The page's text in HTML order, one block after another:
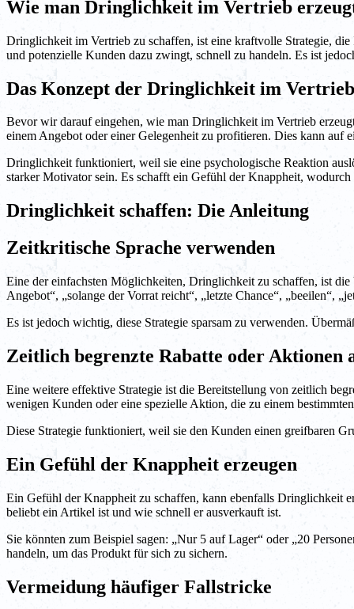
Wie man Dringlichkeit im Vertrieb
Dringlichkeit im Vertrieb zu schaffen, ist eine kraftvolle Strategie,
und potenzielle Kunden dazu zwingt, schnell zu handeln. Es ist
Das Konzept der Dringlichkeit im
Bevor wir darauf eingehen, wie man Dringlichkeit im Vertrieb
einem Angebot oder einer Gelegenheit zu profitieren. Dies kann auf
Dringlichkeit funktioniert, weil sie eine psychologische Reaktion
starker Motivator sein. Es schafft ein Gefühl der Knappheit,
Dringlichkeit schaffen: Die Anleitung
Zeitkritische Sprache verwenden
Eine der einfachsten Möglichkeiten, Dringlichkeit zu schaffen, ist
Angebot“, „solange der Vorrat reicht“, „letzte Chance“, „beeilen“,
Es ist jedoch wichtig, diese Strategie sparsam zu verwenden.
Zeitlich begrenzte Rabatte oder Aktionen
Eine weitere effektive Strategie ist die Bereitstellung von zeitlich
wenigen Kunden oder eine spezielle Aktion, die zu einem
Diese Strategie funktioniert, weil sie den Kunden einen greifbaren
Ein Gefühl der Knappheit erzeugen
Ein Gefühl der Knappheit zu schaffen, kann ebenfalls Dringlichkeit
beliebt ein Artikel ist und wie schnell er ausverkauft ist.
Sie könnten zum Beispiel sagen: „Nur 5 auf Lager“ oder „20
handeln, um das Produkt für sich zu sichern.
Vermeidung häufiger Fallstricke